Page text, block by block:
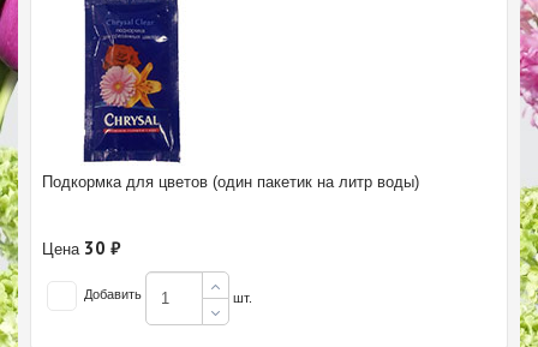
Подкормка для цветов (один пакетик на литр воды)
Цена 30 ₽
Добавить шт.